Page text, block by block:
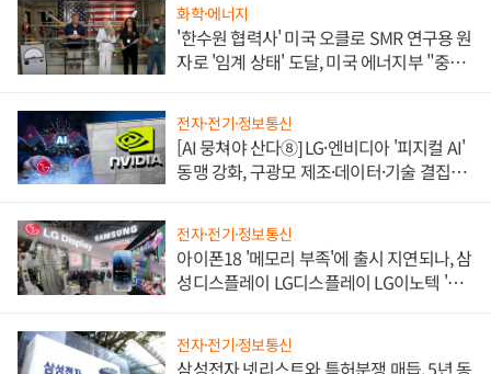
화학·에너지
'한수원 협력사' 미국 오클로 SMR 연구용 원
자로 '임계 상태' 도달, 미국 에너지부 "중요
전자·전기·정보통신
[AI 뭉쳐야 산다⑧] LG·엔비디아 '피지컬 AI'
동맹 강화, 구광모 제조·데이터·기술 결집
전자·전기·정보통신
아이폰18 '메모리 부족'에 출시 지연되나, 삼
성디스플레이 LG디스플레이 LG이노텍 '탈
전자·전기·정보통신
삼성전자 넷리스트와 특허분쟁 매듭, 5년 동